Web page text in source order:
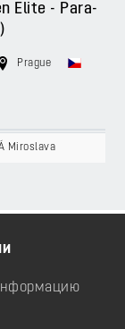
Elite - Para-
Prague
Miroslava